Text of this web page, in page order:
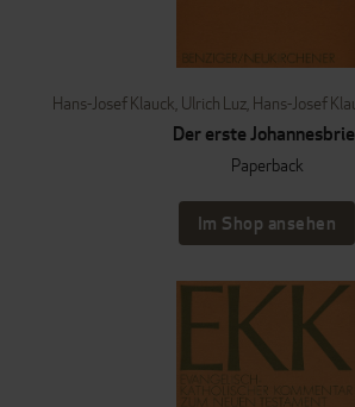
Hans-Josef Klauck, Ulrich Luz, Hans-Josef
Der erste
Paperback
Im Shop ansehen